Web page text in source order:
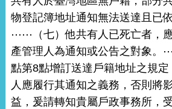
物登記簿地址通知無法送達且已
⋯⋯（七）他共有人已死亡者，
產管理人為通知或公告之對象
點第8點增訂送達戶籍地址之規
人應履行其通知之義務，否則將
益，爰請轉知貴屬戶政事務所，